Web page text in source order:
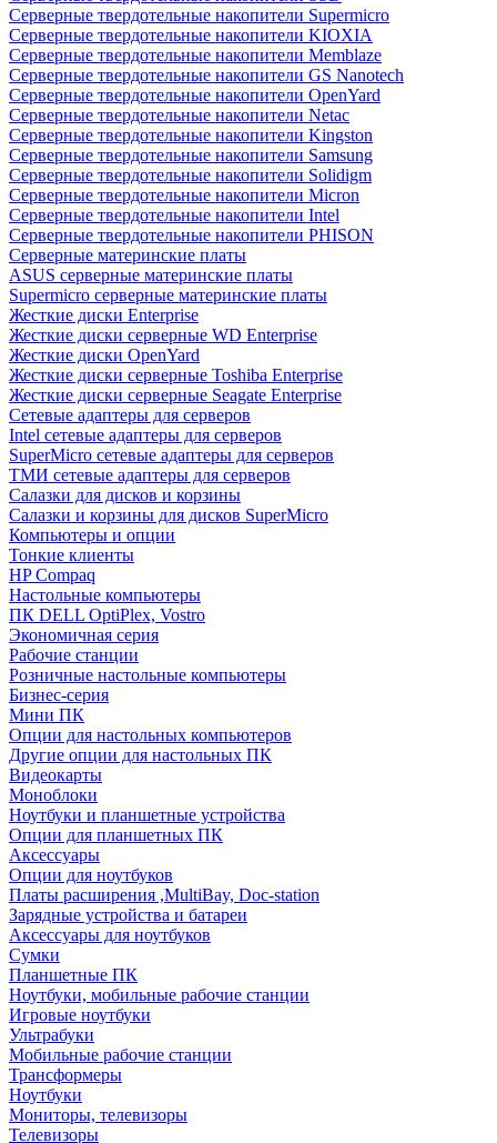
Cерверные твердотельные накопители Supermicro
Cерверные твердотельные накопители KIOXIA
Cерверные твердотельные накопители Memblaze
Cерверные твердотельные накопители GS Nanotech
Серверные твердотельные накопители OpenYard
Серверные твердотельные накопители Netac
Cерверные твердотельные накопители Kingston
Cерверные твердотельные накопители Samsung
Cерверные твердотельные накопители Solidigm
Cерверные твердотельные накопители Micron
Cерверные твердотельные накопители Intel
Cерверные твердотельные накопители PHISON
Серверные материнские платы
ASUS серверные материнские платы
Supermicro серверные материнские платы
Жесткие диски Enterprise
Жесткие диски серверные WD Enterprise
Жесткие диски OpenYard
Жесткие диски серверные Toshiba Enterprise
Жесткие диски серверные Seagate Enterprise
Сетевые адаптеры для серверов
Intel сетевые адаптеры для серверов
SuperMicro сетевые адаптеры для серверов
ТМИ сетевые адаптеры для серверов
Салазки для дисков и корзины
Салазки и корзины для дисков SuperMicro
Компьютеры и опции
Тонкие клиенты
HP Compaq
Настольные компьютеры
ПК DELL OptiPlex, Vostro
Экономичная серия
Рабочие станции
Розничные настольные компьютеры
Бизнес-серия
Мини ПК
Опции для настольных компьютеров
Другие опции для настольных ПК
Видеокарты
Моноблоки
Ноутбуки и планшетные устройства
Опции для планшетных ПК
Аксессуары
Опции для ноутбуков
Платы расширения ,MultiBay, Doc-station
Зарядные устройства и батареи
Аксессуары для ноутбуков
Сумки
Планшетные ПК
Ноутбуки, мобильные рабочие станции
Игровые ноутбуки
Ультрабуки
Мобильные рабочие станции
Трансформеры
Ноутбуки
Мониторы, телевизоры
Телевизоры